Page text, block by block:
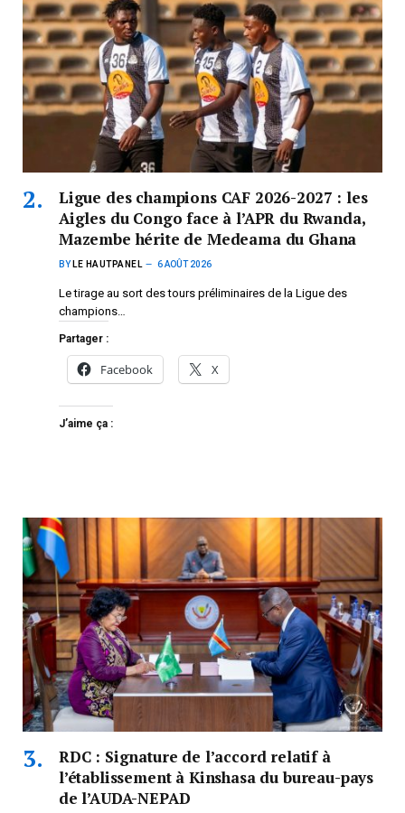
Ligue des champions CAF 2026-2027 : les
Aigles du Congo face à l’APR du Rwanda,
Mazembe hérite de Medeama du Ghana
BY LE HAUTPANEL 6 AOÛT 2026
Le tirage au sort des tours préliminaires de la Ligue des
champions…
Partager :
Facebook X
J’aime ça :
RDC : Signature de l’accord relatif à
l’établissement à Kinshasa du bureau-pays
de l’AUDA-NEPAD